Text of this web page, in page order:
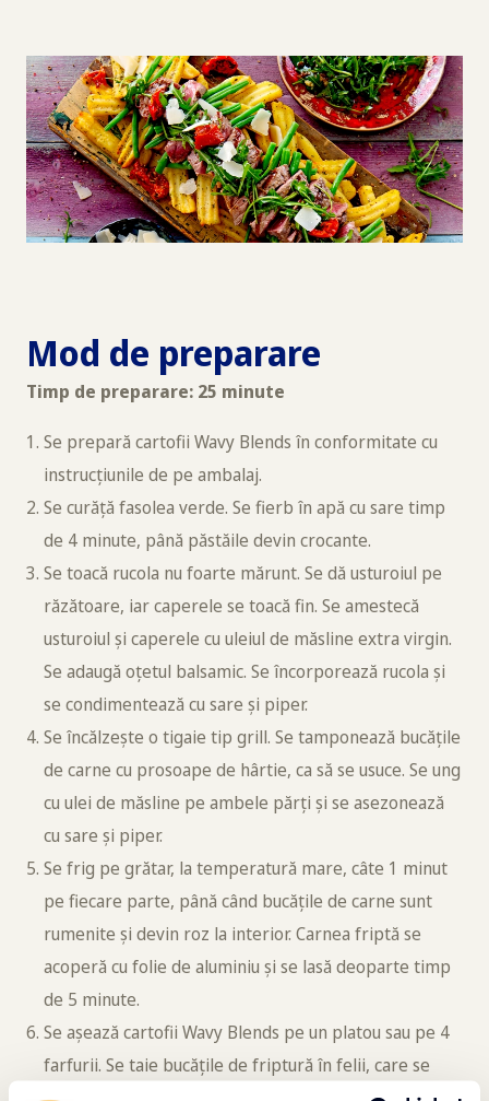
Mod de preparare
Timp de preparare: 25 minute
Se prepară cartofii Wavy Blends în conformitate cu
instrucțiunile de pe ambalaj.
Se curăță fasolea verde. Se fierb în apă cu sare timp
de 4 minute, până păstăile devin crocante.
Se toacă rucola nu foarte mărunt. Se dă usturoiul pe
răzătoare, iar caperele se toacă fin. Se amestecă
usturoiul și caperele cu uleiul de măsline extra virgin.
Se adaugă oțetul balsamic. Se încorporează rucola și
se condimentează cu sare și piper.
Se încălzește o tigaie tip grill. Se tamponează bucățile
de carne cu prosoape de hârtie, ca să se usuce. Se ung
cu ulei de măsline pe ambele părți și se asezonează
cu sare și piper.
Se frig pe grătar, la temperatură mare, câte 1 minut
pe fiecare parte, până când bucățile de carne sunt
rumenite și devin roz la interior. Carnea friptă se
acoperă cu folie de aluminiu și se lasă deoparte timp
de 5 minute.
Se așează cartofii Wavy Blends pe un platou sau pe 4
farfurii. Se taie bucățile de friptură în felii, care se